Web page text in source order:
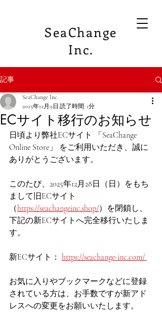
SeaChange
Inc.
記事
ECサイト移行のお知らせ
SeaChange Inc.
2025年12月9日 読了時間: 1分
日頃より弊社ECサイト 「SeaChange
Online Store」 をご利用いただき、誠に
ありがとうございます。
このたび、2025年12月28日（日）をもち
まして旧ECサイト
（https://seachangeinc.shop/）を閉鎖し、
下記の新ECサイトへ完全移行いたしま
す。
新ECサイト： https://seachange-inc.com/
お気に入りやブックマークなどに登録
されている方は、お手数ですが新アド
レスへの変更をお願いいたします。